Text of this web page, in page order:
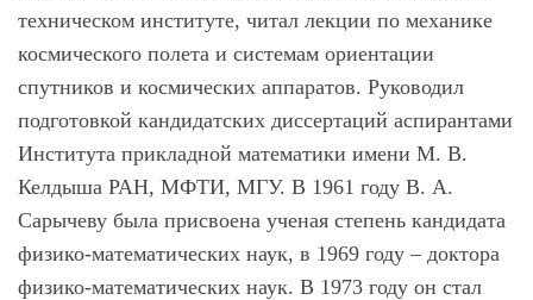
техническом институте, читал лекции по механике
космического полета и системам ориентации
спутников и космических аппаратов. Руководил
подготовкой кандидатских диссертаций аспирантами
Института прикладной математики имени М. В.
Келдыша РАН, МФТИ, МГУ. В 1961 году В. А.
Сарычеву была присвоена ученая степень кандидата
физико-математических наук, в 1969 году – доктора
физико-математических наук. В 1973 году он стал